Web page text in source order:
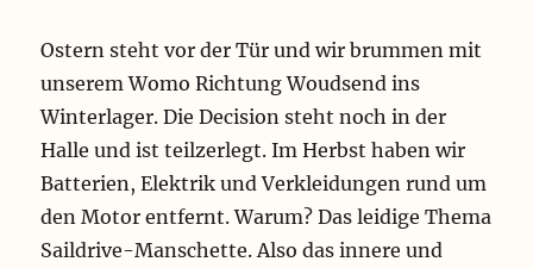
Ostern steht vor der Tür und wir brummen mit
unserem Womo Richtung Woudsend ins
Winterlager. Die Decision steht noch in der
Halle und ist teilzerlegt. Im Herbst haben wir
Batterien, Elektrik und Verkleidungen rund um
den Motor entfernt. Warum? Das leidige Thema
Saildrive-Manschette. Also das innere und